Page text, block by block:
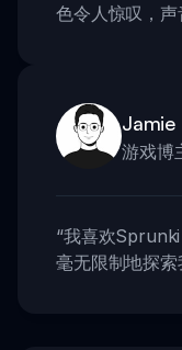
色令人惊叹，声
Jamie
游戏博
“我喜欢
毫无限制地探索